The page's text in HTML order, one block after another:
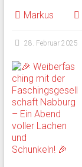
Markus
28. Februar 2025